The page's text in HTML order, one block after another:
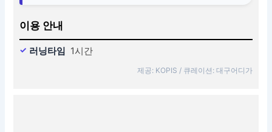
이용 안내
러닝타임 1시간
제공: KOPIS / 큐레이션: 대구어디가